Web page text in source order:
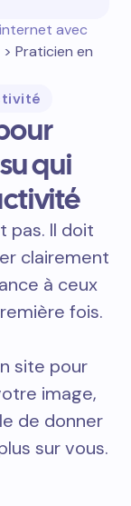
avec
> Praticien en
qui
pas. Il doit
clairement
à ceux
fois.
site pour
image,
de donner
sur vous.